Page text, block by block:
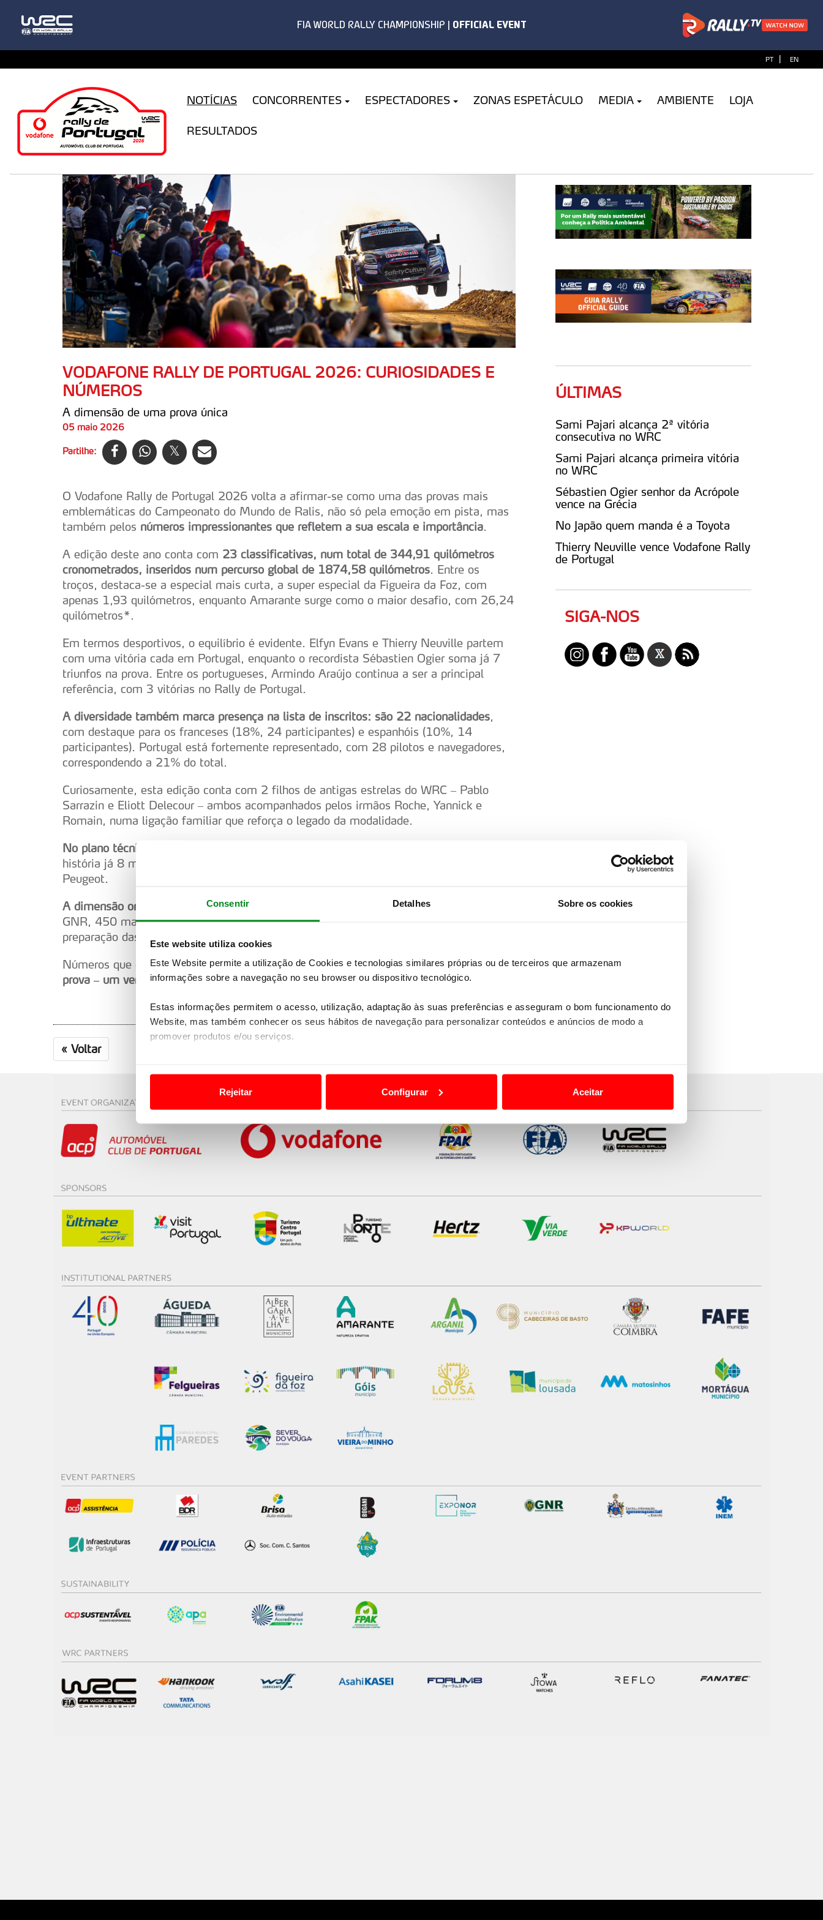
Consentir Detalhes Sobre os cookies
Este website utiliza cookies
Este Website permite a utilização de Cookies e tecnologias similares próprias ou de terceiros que armazenam
informações sobre a navegação no seu browser ou dispositivo tecnológico.
Estas informações permitem o acesso, utilização, adaptação às suas preferências e asseguram o bom funcionamento do
Website, mas também conhecer os seus hábitos de navegação para personalizar conteúdos e anúncios de modo a
promover produtos e/ou serviços.
Usamos cookies para melhorar a sua experiência digital, personalizar conteúdos e anúncios, para lhe proporcionar
funcionalidades de redes sociais, bem como para analisar dados de navegação no nosso website.
Adicionalmente partilhamos informação, relativa à sua utilização do nosso site de publicidade e de análise, com parceiros
O ACP garantirá que as transferências internacionais de dados pessoais serão realizadas apenas com o seu
consentimento e quando tal se afigure estritamente necessário no contexto dos serviços a prestar.
Realçamos que o bloqueio de certo tipo de Cookies e tecnologias similares pode ter impacto na sua experiência de
Consulte a política de cookies do site.
Rejeitar Configurar Aceitar
PT | EN
NOTÍCIAS CONCORRENTES ESPECTADORES ZONAS ESPETÁCULO MEDIA AMBIENTE LOJA
RESULTADOS
VODAFONE RALLY DE PORTUGAL 2026: CURIOSIDADES E
NÚMEROS
A dimensão de uma prova única
05 maio 2026
Partilhe:
O Vodafone Rally de Portugal 2026 volta a afirmar-se como uma das provas mais
emblemáticas do Campeonato do Mundo de Ralis, não só pela emoção em pista, mas
também pelos números impressionantes que refletem a sua escala e importância.
A edição deste ano conta com 23 classificativas, num total de 344,91 quilómetros
cronometrados, inseridos num percurso global de 1874,58 quilómetros. Entre os
troços, destaca-se a especial mais curta, a super especial da Figueira da Foz, com
apenas 1,93 quilómetros, enquanto Amarante surge como o maior desafio, com 26,24
quilómetros*.
Em termos desportivos, o equilíbrio é evidente. Elfyn Evans e Thierry Neuville partem
com uma vitória cada em Portugal, enquanto o recordista Sébastien Ogier soma já 7
triunfos na prova. Entre os portugueses, Armindo Araújo continua a ser a principal
referência, com 3 vitórias no Rally de Portugal.
A diversidade também marca presença na lista de inscritos: são 22 nacionalidades,
com destaque para os franceses (18%, 24 participantes) e espanhóis (10%, 14
participantes). Portugal está fortemente representado, com 28 pilotos e navegadores,
correspondendo a 21% do total.
Curiosamente, esta edição conta com 2 filhos de antigas estrelas do WRC – Pablo
Sarrazin e Eliott Delecour – ambos acompanhados pelos irmãos Roche, Yannick e
Romain, numa ligação familiar que reforça o legado da modalidade.
No plano técnico
história já 8 marcas venceram em Portugal, entre elas Toyota, Hyundai, Ford e
Peugeot.
A dimensão organizativa é igualmente impressionante
: cerca de 3000 elementos da
GNR, 450 marshals, mais de 800 voluntários, além de equipas dedicadas à logística,
preparação das classificativas e segurança.
Números que confirmam oVodafone Rally de Portugal como muito mais do que uma
prova – um verdadeiro espetáculo de dimensão mundial.
« Voltar
ÚLTIMAS
Sami Pajari alcança 2ª vitória
consecutiva no WRC
Sami Pajari alcança primeira vitória
no WRC
Sébastien Ogier senhor da Acrópole
vence na Grécia
No Japão quem manda é a Toyota
Thierry Neuville vence Vodafone Rally
de Portugal
SIGA-NOS